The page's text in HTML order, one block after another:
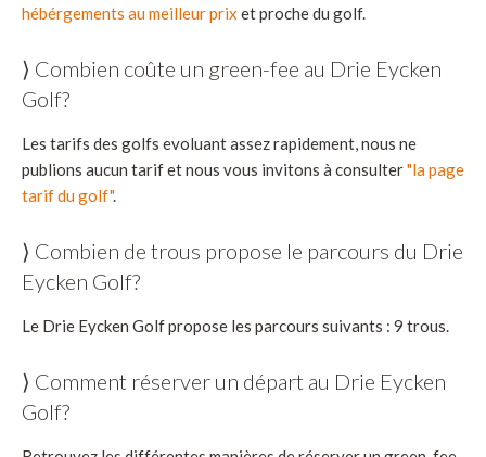
hébérgements au meilleur prix et proche du golf.
⟩ Combien coûte un green-fee au Drie Eycken
Golf?
Les tarifs des golfs evoluant assez rapidement, nous ne
publions aucun tarif et nous vous invitons à consulter"la page
tarif du golf".
⟩ Combien de trous propose le parcours du Drie
Eycken Golf?
Le Drie Eycken Golf propose les parcours suivants : 9 trous.
⟩ Comment réserver un départ au Drie Eycken
Golf?